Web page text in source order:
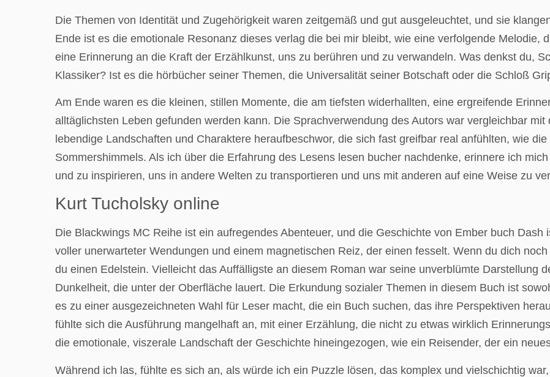
Die Themen von Identität und Zugehörigkeit waren zeitgemäß und gut ausgeleuchtet, und sie
Ende ist es die emotionale Resonanz dieses verlag die bei mir bleibt, wie eine verfolgende Melodie,
eine Erinnerung an die Kraft der Erzählkunst, uns zu berühren und zu verwandeln. Was denkst du,
Klassiker? Ist es die hörbücher seiner Themen, die Universalität seiner Botschaft oder die Schloß
Am Ende waren es die kleinen, stillen Momente, die am tiefsten widerhallten, eine ergreifende
alltäglichsten Leben gefunden werden kann. Die Sprachverwendung des Autors war vergleichbar
lebendige Landschaften und Charaktere heraufbeschwor, die sich fast greifbar real anfühlten, wie
Sommershimmels. Als ich über die Erfahrung des Lesens lesen bucher nachdenke, erinnere ich
und zu inspirieren, uns in andere Welten zu transportieren und uns mit anderen auf eine Weise zu
Kurt Tucholsky online
Die Blackwings MC Reihe ist ein aufregendes Abenteuer, und die Geschichte von Ember buch
voller unerwarteter Wendungen und einem magnetischen Reiz, der einen fesselt. Wenn du dich
du einen Edelstein. Vielleicht das Auffälligste an diesem Roman war seine unverblümte Darstellung
Dunkelheit, die unter der Oberfläche lauert. Die Erkundung sozialer Themen in diesem Buch ist
es zu einer ausgezeichneten Wahl für Leser macht, die ein Buch suchen, das ihre Perspektiven
fühlte sich die Ausführung mangelhaft an, mit einer Erzählung, die nicht zu etwas wirklich
die emotionale, viszerale Landschaft der Geschichte hineingezogen, wie ein Reisender, der ein
Während ich las, fühlte es sich an, als würde ich ein Puzzle lösen, das komplex und vielschichtig